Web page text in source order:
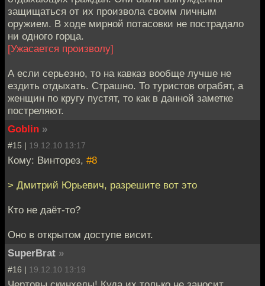
защищаться от их произвола своим личным
оружием. В ходе мирной потасовки не пострадало
ни одного горца.
[Ужасается произволу]
А если серьезно, то на кавказ вообще лучше не
ездить отдыхать. Страшно. То туристов ограбят, а
женщин по кругу пустят, то как в данной заметке
постреляют.
Goblin »
#15 | 19.12.10 13:17
Кому: Винторез, #8
> Дмитрий Юрьевич, разрешите вот это
Кто не даёт-то?
Оно в открытом доступе висит.
SuperBrat »
#16 | 19.12.10 13:19